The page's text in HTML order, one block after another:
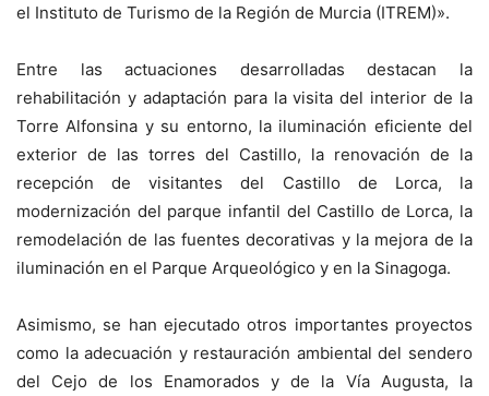
el Instituto de Turismo de la Región de Murcia (ITREM)».
Entre las actuaciones desarrolladas destacan la
rehabilitación y adaptación para la visita del interior de la
Torre Alfonsina y su entorno, la iluminación eficiente del
exterior de las torres del Castillo, la renovación de la
recepción de visitantes del Castillo de Lorca, la
modernización del parque infantil del Castillo de Lorca, la
remodelación de las fuentes decorativas y la mejora de la
iluminación en el Parque Arqueológico y en la Sinagoga.
Asimismo, se han ejecutado otros importantes proyectos
como la adecuación y restauración ambiental del sendero
del Cejo de los Enamorados y de la Vía Augusta, la